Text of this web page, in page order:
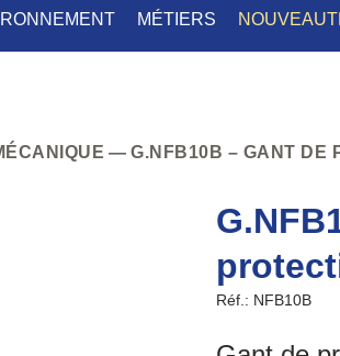
MÉTIERS
G.NFB10B – GANT DE
Réf.: NFB10B